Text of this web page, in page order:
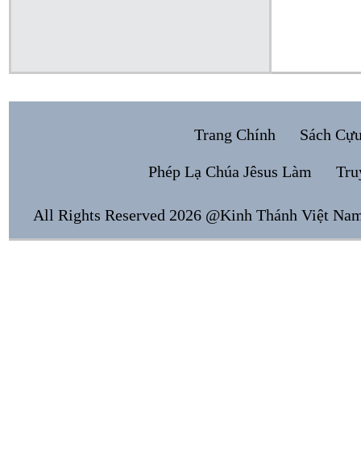
Trang Chính Sách
Phép Lạ Chúa Jêsus Làm
All Rights Reserved 2026 @Kinh Thánh Việt